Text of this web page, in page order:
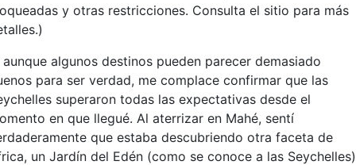
y otras restricciones. Consulta el sitio para más
aunque algunos destinos pueden parecer demasiado
para ser verdad, me complace confirmar que las
superaron todas las expectativas desde el
en que llegué. Al aterrizar en Mahé, sentí
que estaba descubriendo otra faceta de
un Jardín del Edén (como se conoce a las